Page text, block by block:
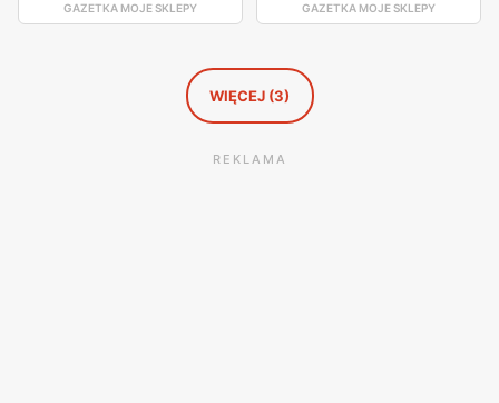
GAZETKA MOJE SKLEPY GAZETKA MOJE SKLEPY
WIĘCEJ (3)
REKLAMA